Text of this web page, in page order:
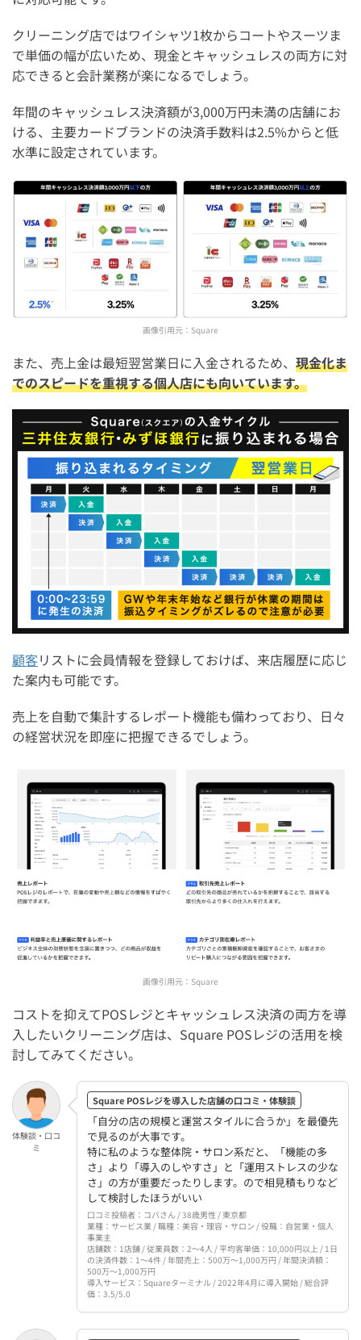
クリーニング店ではワイシャツ1枚からコートやスーツま
で単価の幅が広いため、現金とキャッシュレスの両方に対
応できると会計業務が楽になるでしょう。
年間のキャッシュレス決済額が3,000万円未満の店舗にお
ける、主要カードブランドの決済手数料は2.5%からと低
水準に設定されています。
画像引用元： Square
また、売上金は最短翌営業日に入金されるため、 現金化ま
でのスピードを重視する個人店にも向いています。
顧客リストに会員情報を登録しておけば、来店履歴に応じ
た案内も可能です。
売上を自動で集計するレポート機能も備わっており、日々
の経営状況を即座に把握できるでしょう。
画像引用元： Square
コストを抑えてPOSレジとキャッシュレス決済の両方を導
入したいクリーニング店は、Square POSレジの活用を検
討してみてください。
体験談・口コ
ミ
Square POSレジを導入した店舗の口コミ・体験談
「自分の店の規模と運営スタイルに合うか」を最優先
で見るのが大事です。
特に私のような整体院・サロン系だと、「機能の多
さ」より「導入のしやすさ」と「運用ストレスの少な
さ」の方が重要だったりします。ので相見積もりなど
して検討したほうがいい
口コミ投稿者：コバさん / 38歳男性 / 東京都
業種：サービス業 / 職種：美容・理容・サロン / 役職：自営業・個人
事業主
店舗数：1店舗 / 従業員数：2〜4人 / 平均客単価：10,000円以上 / 1日
の決済件数：1〜4件 / 年間売上：500万〜1,000万円 / 年間決済額：
500万〜1,000万円
導入サービス：Squareターミナル / 2022年4月に導入開始 / 総合評
価：3.5/5.0